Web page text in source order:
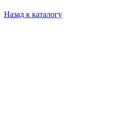
Назад к каталогу